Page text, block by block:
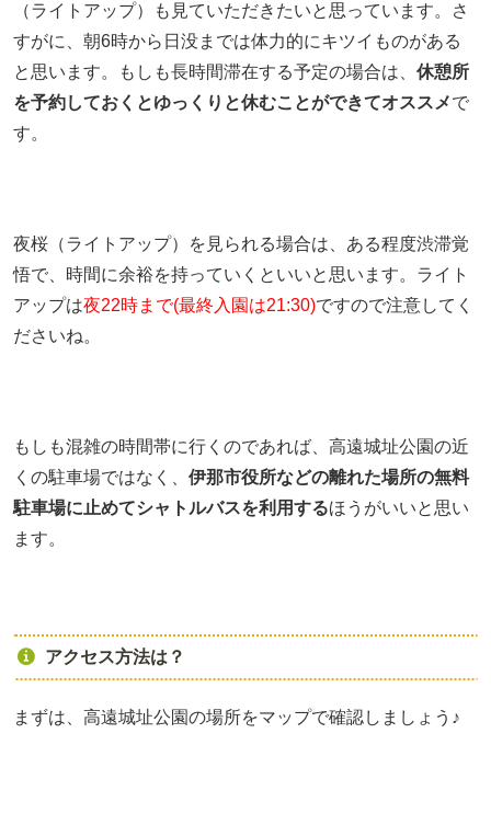
（ライトアップ）も見ていただきたいと思っています。さ
すがに、朝6時から日没までは体力的にキツイものがある
と思います。もしも長時間滞在する予定の場合は、 休憩所
を予約しておくとゆっくりと休むことができてオススメで
す。
夜桜（ライトアップ）を見られる場合は、ある程度渋滞覚
悟で、時間に余裕を持っていくといいと思います。ライト
アップは夜22時まで(最終入園は21:30)ですので注意してく
ださいね。
もしも混雑の時間帯に行くのであれば、高遠城址公園の近
くの駐車場ではなく、 伊那市役所などの離れた場所の無料
駐車場に止めてシャトルバスを利用するほうがいいと思い
ます。
アクセス方法は？
まずは、高遠城址公園の場所をマップで確認しましょう♪